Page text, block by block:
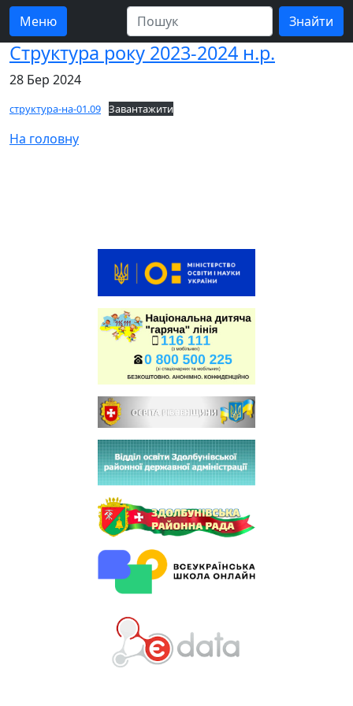
Меню
Структура року 2023-2024 н.р.
28 Бер 2024
структура-на-01.09 Завантажити
На головну